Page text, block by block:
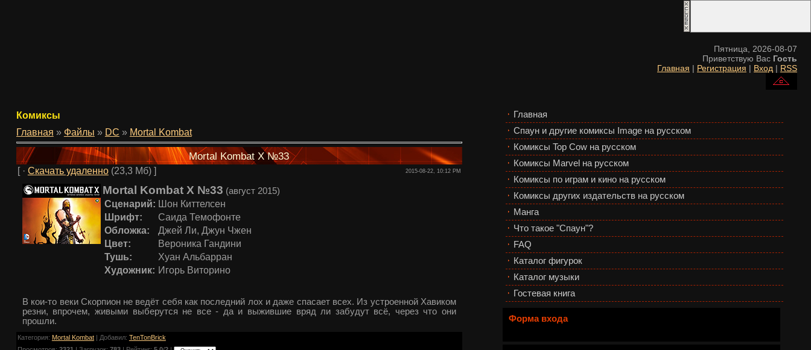
Пятница, 2026-08-07
Приветствую Вас Гость
Главная | Регистрация | Вход | RSS
Главная
Спаун и другие комиксы Image на русском
Комиксы Top Cow на русском
Комиксы Marvel на русском
Комиксы по играм и кино на русском
Комиксы других издательств на русском
Манга
Что такое "Спаун"?
FAQ
Каталог фигурок
Каталог музыки
Гостевая книга
Форма входа
Комиксы
Главная » Файлы » DC » Mortal Kombat
Mortal Kombat X №33
[ · Скачать удаленно(23,3 Мб) ] 2015-08-22, 10:12 PM
Mortal Kombat X №33 (август 2015)
Сценарий: Шон Киттелсен
Шрифт:
Саида Темофонте
Обложка:
Джей Ли, Джун Чжен
Цвет:
Вероника Гандини
Тушь:
Хуан Альбарран
Художник: Игорь Виторино
В кои-то веки Скорпион не ведёт себя как последний лох и даже спасает всех. Из устроенной Хавиком
резни, впрочем, живыми выберутся не все - да и выжившие вряд ли забудут всё, через что они
прошли.
Категория: Mortal Kombat| Добавил: TenTonBrick